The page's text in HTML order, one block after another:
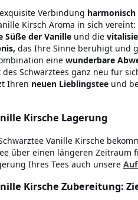
Verbindung
Kirsch Aroma in sich vereint:
Süße der Vanille und die
das Ihre Sinne beruhigt und
eine wunderbare
des Schwarztees ganz neu für
Ihren neuen Lieblingstee und
Kirsche Lagerung
Vanille Kirsche
über einen längeren
Ihres Tees auch unsere
Kirsche Zubereitung: